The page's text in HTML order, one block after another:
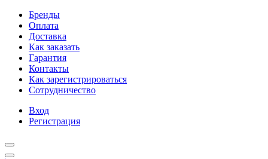
Бренды
Оплата
Доставка
Как заказать
Гарантия
Контакты
Как зарегистрироваться
Сотрудничество
Вход
Регистрация